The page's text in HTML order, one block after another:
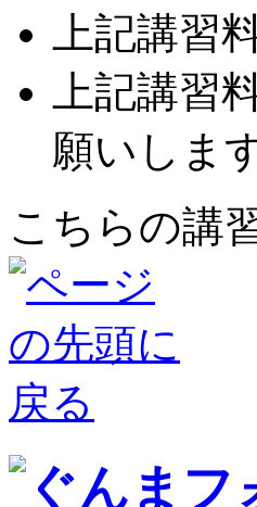
上記講習
上記講習
願いしま
こちらの講